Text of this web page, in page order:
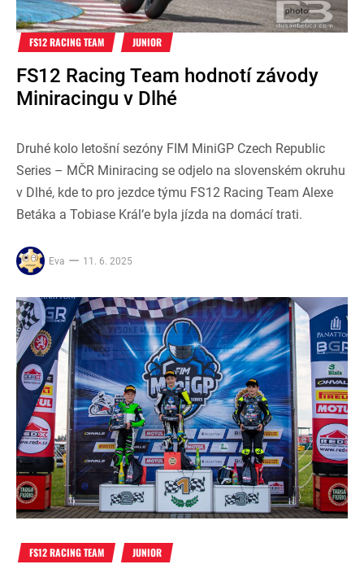
FS12 RACING TEAM JUNIOR
FS12 Racing Team hodnotí závody
Miniracingu v Dlhé
Druhé kolo letošní sezóny FIM MiniGP Czech Republic
Series – MČR Miniracing se odjelo na slovenském okruhu
v Dlhé, kde to pro jezdce týmu FS12 Racing Team Alexe
Betáka a Tobiase Král‘e byla jízda na domácí trati.
Eva 11. 6. 2025
FS12 RACING TEAM JUNIOR